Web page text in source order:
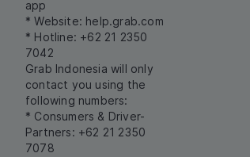
app
* Website: help.grab.com
* Hotline: +62 21 2350
7042
Grab Indonesia will only
contact you using the
following numbers:
* Consumers & Driver-
Partners: +62 21 2350
7078